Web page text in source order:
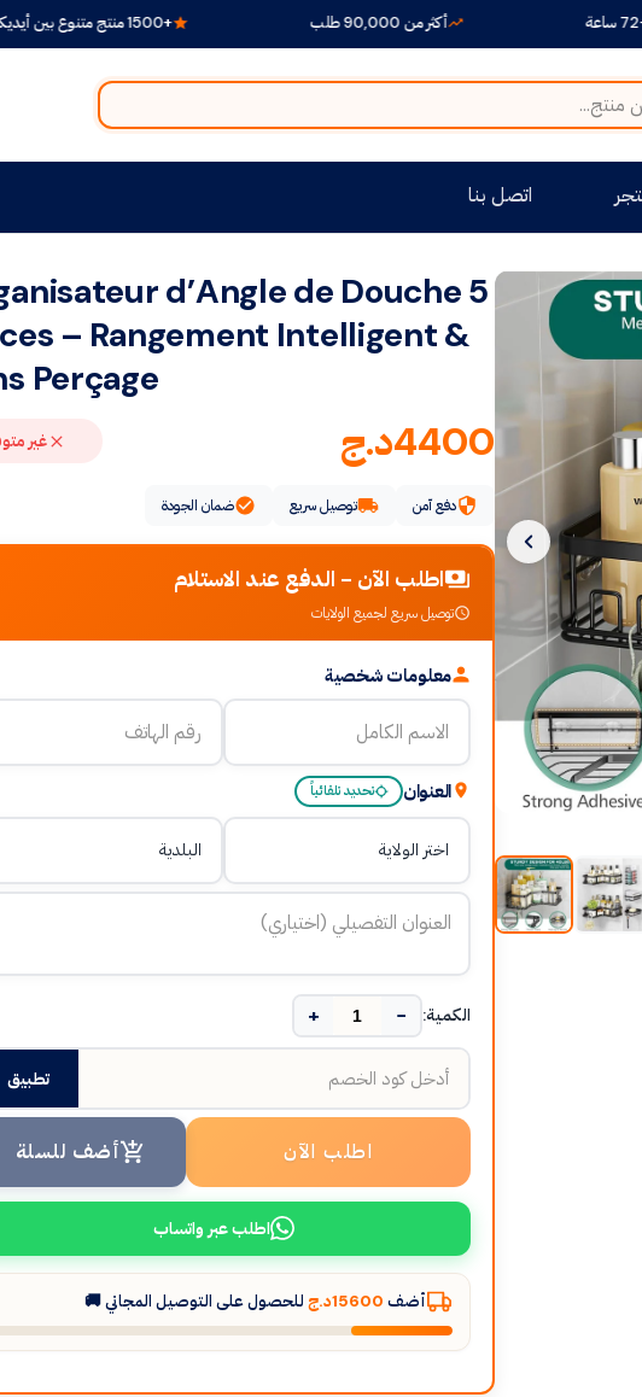
أكثر من 90,000 طلب
اتصل بنا
d’Angle de Douche 5
– Rangement Intelligent &
Perçage
4400د.ج غير
دفع آمن توصيل سريع ضمان الجودة
اطلب الآن - الدفع عند الاستلام
توصيل سريع لجميع الولايات
معلومات شخصية
العنوان تحديد تلقائياً
الكمية: −
+
تطبيق
اطلب الآن أضف للسلة
اطلب عبر واتساب
أضف 15600د.ج للحصول على التوصيل المجاني 🚚